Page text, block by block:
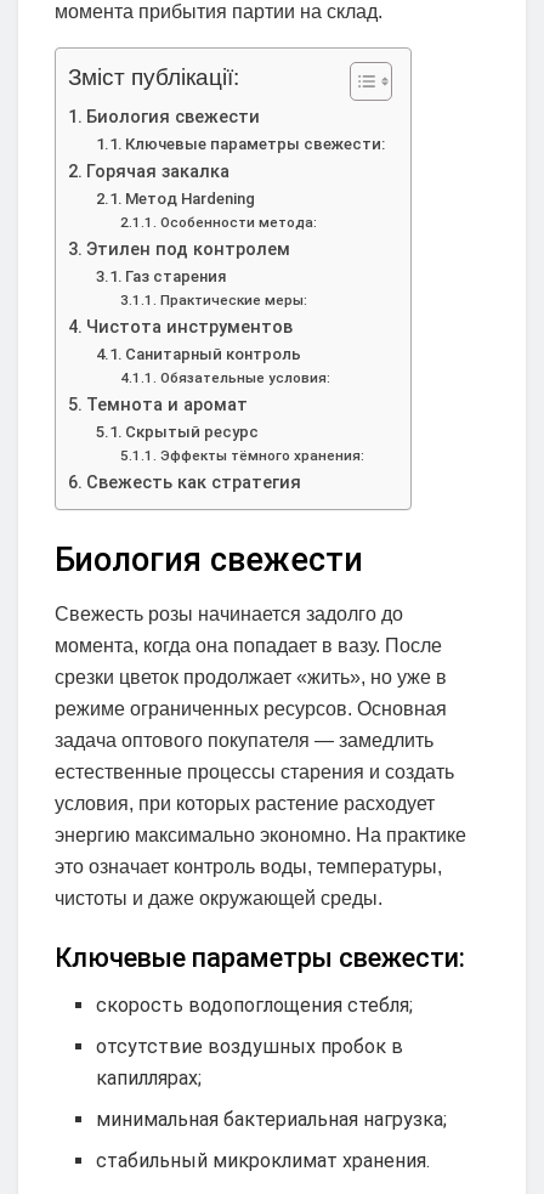
момента прибытия партии на склад.
Зміст публікації:
Биология свежести
Ключевые параметры свежести:
Горячая закалка
Метод Hardening
Особенности метода:
Этилен под контролем
Газ старения
Практические меры:
Чистота инструментов
Санитарный контроль
Обязательные условия:
Темнота и аромат
Скрытый ресурс
Эффекты тёмного хранения:
Свежесть как стратегия
Биология свежести
Свежесть розы начинается задолго до
момента, когда она попадает в вазу. После
срезки цветок продолжает «жить», но уже в
режиме ограниченных ресурсов. Основная
задача оптового покупателя — замедлить
естественные процессы старения и создать
условия, при которых растение расходует
энергию максимально экономно. На практике
это означает контроль воды, температуры,
чистоты и даже окружающей среды.
Ключевые параметры свежести:
скорость водопоглощения стебля;
отсутствие воздушных пробок в
капиллярах;
минимальная бактериальная нагрузка;
стабильный микроклимат хранения.